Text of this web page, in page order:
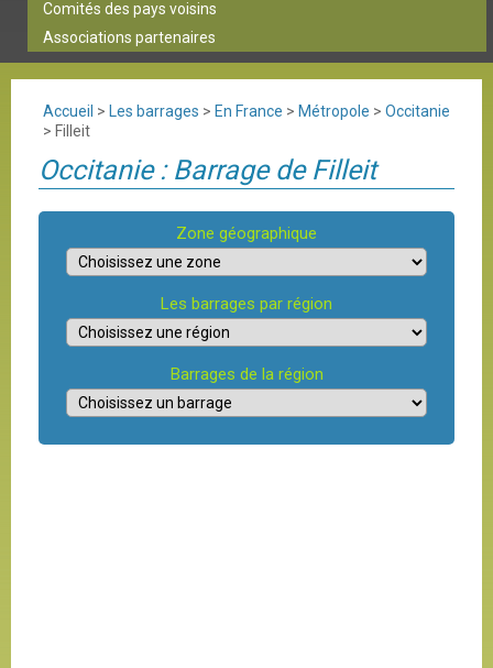
Comités des pays voisins
Associations partenaires
Accueil > Les barrages > En France > Métropole > Occitanie
> Filleit
Occitanie : Barrage de Filleit
Zone géographique
Les barrages par région
Barrages de la région